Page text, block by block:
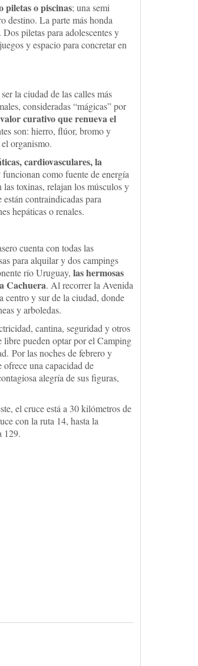
piletas o piscinas; una semi
destino. La parte más honda
piletas para adolescentes y
y espacio para concretar en
la ciudad de las calles más
consideradas “mágicas” por
curativo que renueva el
son: hierro, flúor, bromo y
organismo.
cardiovasculares, la
como fuente de energía
las toxinas, relajan los músculos y
contraindicadas para
hepáticas o renales.
cuenta con todas las
para alquilar y dos campings
río Uruguay, las hermosas
Cachuera. Al recorrer la Avenida
centro y sur de la ciudad, donde
y arboledas.
cantina, seguridad y otros
libre pueden optar por el Camping
Por las noches de febrero y
una capacidad de
alegría de sus figuras,
el cruce está a 30 kilómetros de
con la ruta 14, hasta la
129.